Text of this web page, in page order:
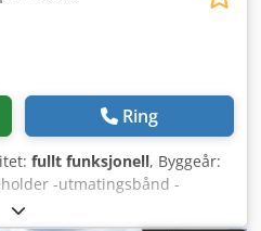
Ring
fullt funksjonell, Byggeår:
-utmatingsbånd -
S Avjkcjr